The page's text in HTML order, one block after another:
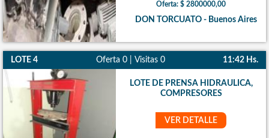
Oferta: $ 2800000,00
DON TORCUATO - Buenos Aires
LOTE 4 Oferta 0 | Visitas 0 11:42 Hs.
LOTE DE PRENSA HIDRAULICA,
COMPRESORES
VER DETALLE